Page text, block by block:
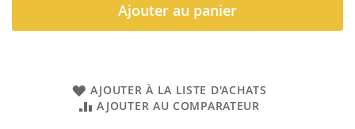
Ajouter au panier
AJOUTER À LA LISTE D'ACHATS
AJOUTER AU COMPARATEUR